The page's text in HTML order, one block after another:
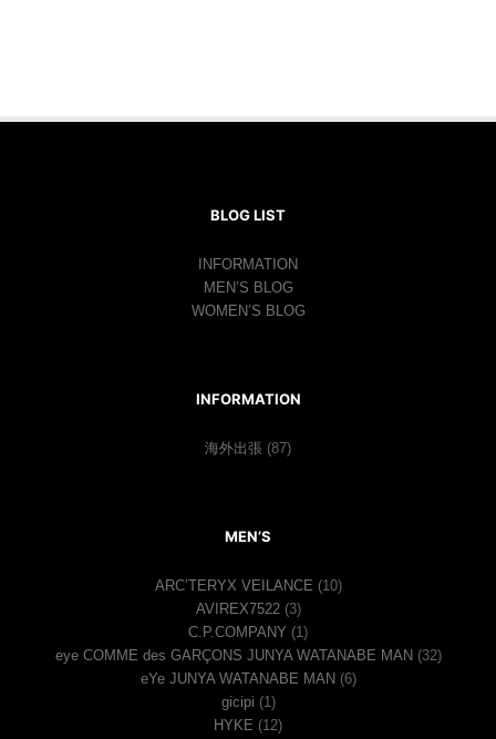
BLOG LIST
INFORMATION
MEN’S BLOG
WOMEN’S BLOG
INFORMATION
海外出張 (87)
MEN’S
ARC’TERYX VEILANCE (10)
AVIREX7522(3)
C.P.COMPANY (1)
eye COMME des GARÇONS JUNYA WATANABE MAN (32)
eYe JUNYA WATANABE MAN (6)
gicipi (1)
HYKE (12)